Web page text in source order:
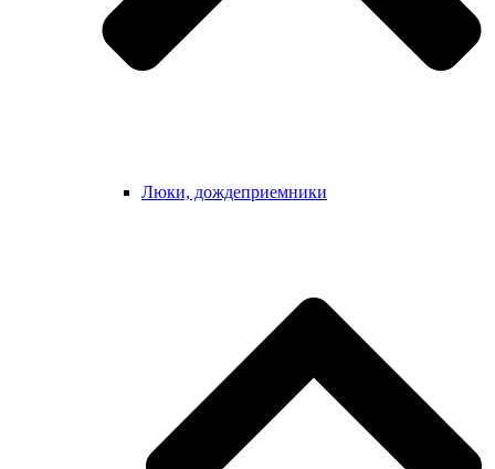
Люки, дождеприемники